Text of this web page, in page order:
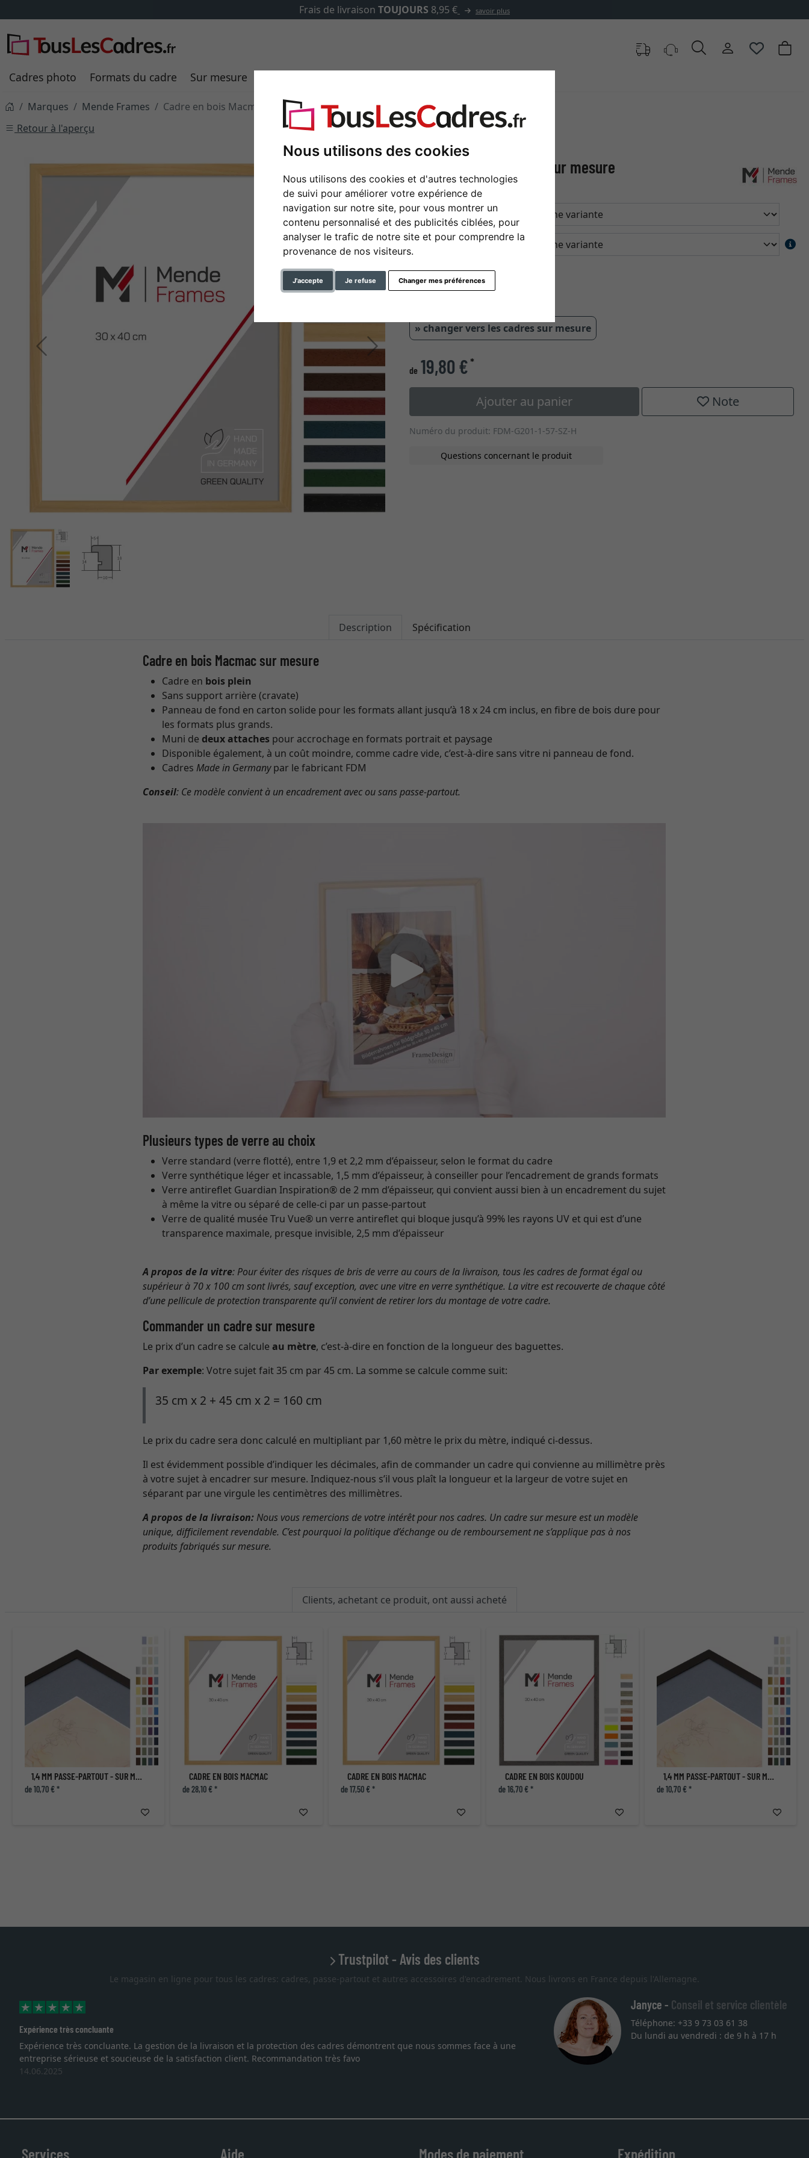
Nous utilisons des cookies
Nous utilisons des cookies et d'autres technologies
de suivi pour améliorer votre expérience de
navigation sur notre site, pour vous montrer un
contenu personnalisé et des publicités ciblées, pour
analyser le trafic de notre site et pour comprendre la
provenance de nos visiteurs.
J'accepte Je refuse Changer mes préférences
✓ 500 000 articles au choix
Cadres photo Formats du cadre Sur mesure
Marques Mende Frames
Cadre en bois Macmac sur mesure
Retour à l'aperçu
Retour Continuer
Cadre en bois Macmac sur mesure
couleur
type de verre
» changer vers les cadres sur mesure
de 19,80 €*
Ajouter au panier Note
Numéro du produit: FDM-G201-1-57-SZ-H
Questions concernant le produit
Description Spécification
Cadre en bois Macmac sur mesure
Cadre en bois plein
Sans support arrière (cravate)
Panneau de fond en carton solide pour les formats allant jusqu’à 18 x 24 cm inclus, en fibre de bois dure pour
les formats plus grands.
Muni dedeux attaches pour accrochage en formats portrait et paysage
Disponible également, à un coût moindre, comme cadre vide, c’est-à-dire sans vitre ni panneau de fond.
Cadres Made in Germanypar le fabricant FDM
Conseil: Ce modèle convient à un encadrement avec ou sans passe-partout.
Plusieurs types de verre au choix
Verre standard (verre flotté), entre 1,9 et 2,2 mm d’épaisseur, selon le format du cadre
Verre synthétique léger et incassable, 1,5 mm d’épaisseur, à conseiller pour l’encadrement de grands formats
Verre antireflet Guardian Inspiration® de 2 mm d’épaisseur, qui convient aussi bien à un encadrement du sujet
à même la vitre ou séparé de celle-ci par un passe-partout
Verre de qualité musée Tru Vue® un verre antireflet qui bloque jusqu’à 99% les rayons UV et qui est d’une
transparence maximale, presque invisible, 2,5 mm d’épaisseur
A propos de la vitre: Pour éviter des risques de bris de verre au cours de la livraison, tous les cadres de format égal ou
supérieur à 70 x 100 cm sont livrés, sauf exception, avec une vitre en verre synthétique. La vitre est recouverte de chaque côté
d’une pellicule de protection transparente qu’il convient de retirer lors du montage de votre cadre.
Commander un cadre sur mesure
Le prix d’un cadre se calcule au mètre, c’est-à-dire en fonction de la longueur des baguettes.
Par exemple: Votre sujet fait 35 cm par 45 cm. La somme se calcule comme suit:
35 cm x 2 + 45 cm x 2 = 160 cm
Le prix du cadre sera donc calculé en multipliant par 1,60 mètre le prix du mètre, indiqué ci-dessus.
Il est évidemment possible d’indiquer les décimales, afin de commander un cadre qui convienne au millimètre près
à votre sujet à encadrer sur mesure. Indiquez-nous s’il vous plaît la longueur et la largeur de votre sujet en
séparant par une virgule les centimètres des millimètres.
A propos de la livraison: Nous vous remercions de votre intérêt pour nos cadres. Un cadre sur mesure est un modèle
unique, difficilement revendable. C’est pourquoi la politique d’échange ou de remboursement ne s’applique pas à nos
produits fabriqués sur mesure.
Clients, achetant ce produit, ont aussi acheté
1,4 MM PASSE-PARTOUT - SUR MESURE
de 10,70 € *
CADRE EN BOIS MACMAC
de 28,10 € *
CADRE EN BOIS MACMAC
de 17,50 € *
CADRE EN BOIS KOUDOU
de 16,70 € *
1,4 MM PASSE-PARTOUT - SUR MESURE
de 10,70 € *
Trustpilot - Avis des clients
Le magasin en ligne pour tous les cadres: cadres, passe-partout et autres accessoires d'encadrement. Nous livrons en France depuis l'Allemagne.
face à une
Excellent
Je recherchais un cadre sur mesure pour une lithographie, je suis tombée sur ce site. Le choix et la qualité sont au rendez
vous. Emballage professionnel, service et livraison dans les temps. J'espère revenir pour une autre commande. Merci.
Janyce - Conseil et service clientèle
Téléphone: +33 9 73 03 61 38
Du lundi au vendredi : de 9 h à 17 h
Services Aide Modes de paiement Expédition